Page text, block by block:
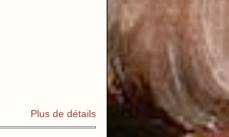
Plus de détails